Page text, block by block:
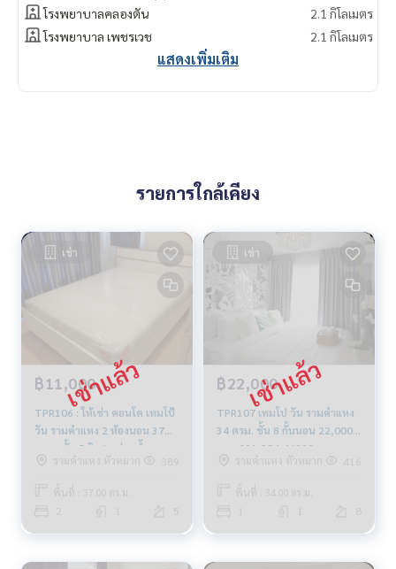
โรงพยาบาลคลองตัน
2.1 กิโลเมตร
โรงพยาบาล เพชรเวช
2.1 กิโลเมตร
แสดงเพิ่มเติม
รายการใกล้เคียง
เช่า
฿11,000
TPR106 : ให้เช่า คอนโด เทมโป้
วัน รามคำแหง 2 ห้องนอน 37
ตร.ม. ชั้น 5 วิวสระว่ายน้ำ
11,000 บาท 081-904-4692
รามคำแหง หัวหมาก 389
พื้นที่ : 37.00 ตร.ม.
5
เช่า
฿22,000
TPR107 เทมโป วัน รามคำแหง
34 ตรม. ชั้น 8 กั้นนอน 22,000
บาท 081-904-46928
รามคำแหง หัวหมาก
416
พื้นที่ : 34.00 ตร.ม.
8